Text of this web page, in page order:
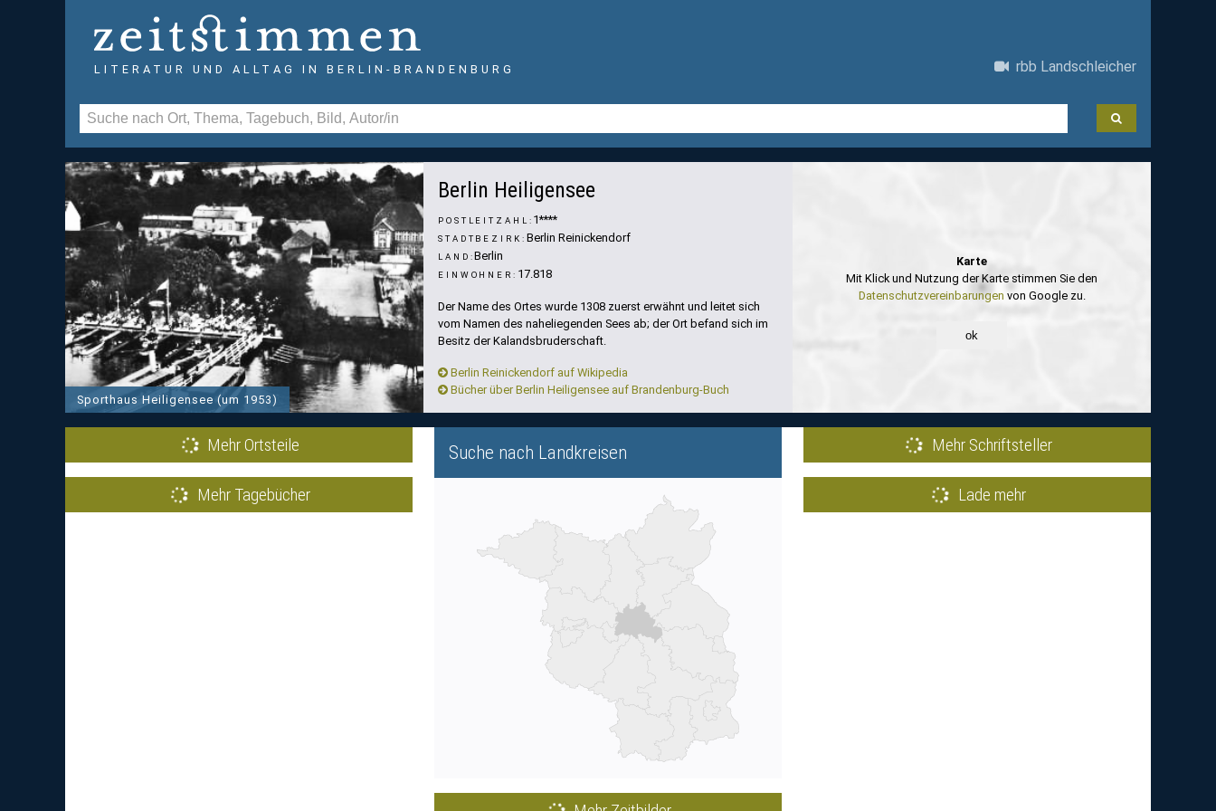
LITERATUR UND ALLTAG IN BERLIN-BRANDENBURG rbb Landschleicher
Sporthaus Heiligensee (um 1953)
Berlin Heiligensee
POSTLEITZAHL: 1****
STADTBEZIRK: Berlin Reinickendorf
LAND: Berlin
EINWOHNER: 17.818
Der Name des Ortes wurde 1308 zuerst erwähnt und leitet sich
vom Namen des naheliegenden Sees ab; der Ort befand sich im
Besitz der Kalandsbruderschaft.
Berlin Reinickendorf auf Wikipedia
Bücher über Berlin Heiligensee auf Brandenburg-Buch
Karte
Mit Klick und Nutzung der Karte stimmen Sie den
Datenschutzvereinbarungen von Google zu.
ok
Mehr Ortsteile
Mehr Tagebücher
Suche nach Landkreisen Mehr Schriftsteller
Lade mehr